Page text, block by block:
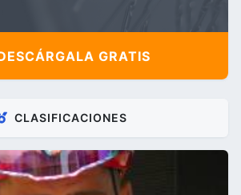
GRATIS
CLASIFICACIONES